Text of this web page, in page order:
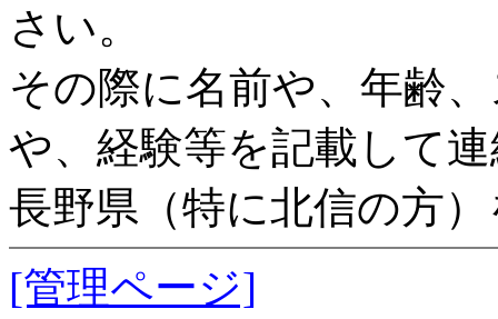
さい。
その際に名前や、年齢
や、経験等を記載して
長野県（特に北信の方
[管理ページ]